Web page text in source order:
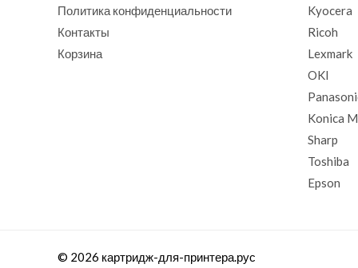
Политика конфиденциальности
Контакты
Корзина
Kyocera
Ricoh
Lexmark
OKI
Konica
Sharp
Toshiba
Epson
© 2026 картридж-для-принтера.рус